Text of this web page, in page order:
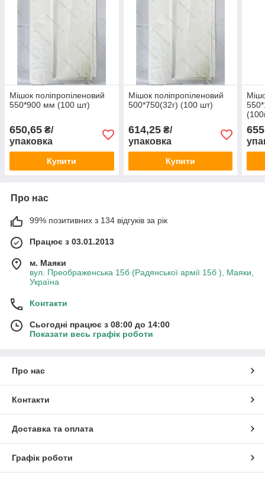
Мішок поліпропіленовий
550*900 мм (100 шт)
650,65 ₴/
упаковка
Купити
Мішок поліпропіленовий
500*750(32г) (100 шт)
614,25₴/
упаковка
Купити
Про нас
99% позитивних з 134 відгуків за рік
Працює з 03.01.2013
м. Маяки
вул. Преображенська 15б (Радянської армії 15б ), Маяки,
Україна
Контакти
Сьогодні працює з 08:00 до 14:00
Показати весь графік роботи
Про нас
Контакти
Доставка та оплата
Графік роботи